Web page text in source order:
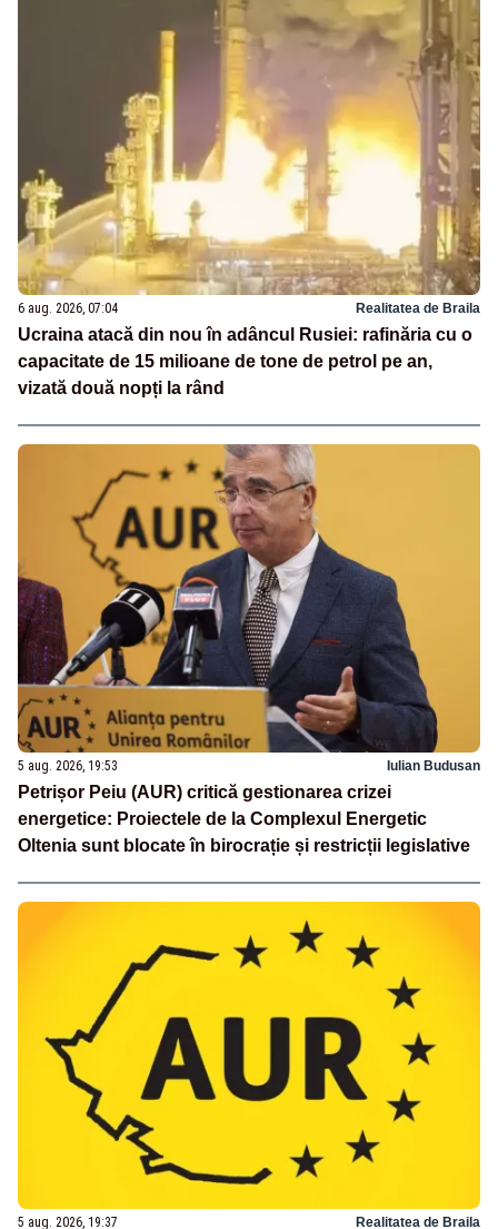
6 aug. 2026, 07:04 Realitatea de Braila
Ucraina atacă din nou în adâncul Rusiei: rafinăria cu o
capacitate de 15 milioane de tone de petrol pe an,
vizată două nopți la rând
5 aug. 2026, 19:53 Iulian Budusan
Petrișor Peiu (AUR) critică gestionarea crizei
energetice: Proiectele de la Complexul Energetic
Oltenia sunt blocate în birocrație și restricții legislative
5 aug. 2026, 19:37 Realitatea de Braila